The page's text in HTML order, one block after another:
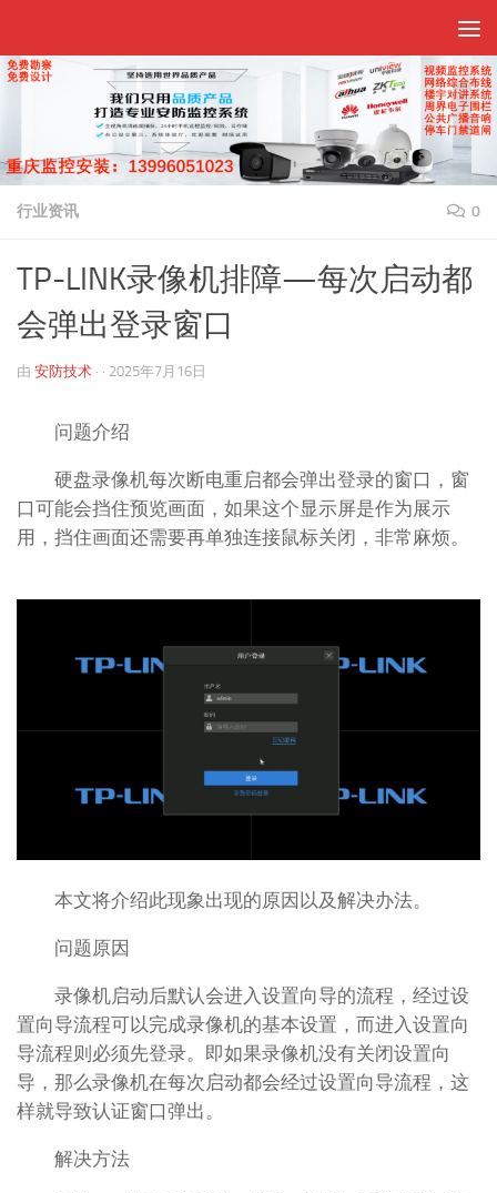
行业资讯 0
TP-LINK录像机排障—每次启动都
会弹出登录窗口
由 安防技术 · · 2025年7月16日
问题介绍
硬盘录像机每次断电重启都会弹出登录的窗口，窗
口可能会挡住预览画面，如果这个显示屏是作为展示
用，挡住画面还需要再单独连接鼠标关闭，非常麻烦。
本文将介绍此现象出现的原因以及解决办法。
问题原因
录像机启动后默认会进入设置向导的流程，经过设
置向导流程可以完成录像机的基本设置，而进入设置向
导流程则必须先登录。即如果录像机没有关闭设置向
导，那么录像机在每次启动都会经过设置向导流程，这
样就导致认证窗口弹出。
解决方法